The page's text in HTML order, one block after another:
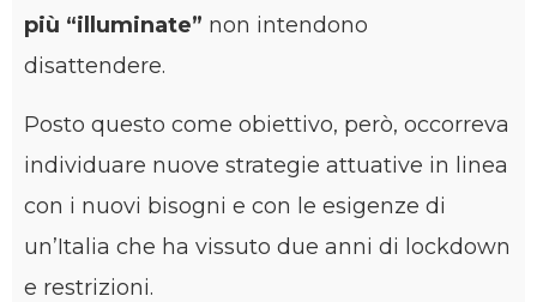
più “illuminate” non intendono
disattendere.
Posto questo come obiettivo, però, occorreva
individuare nuove strategie attuative in linea
con i nuovi bisogni e con le esigenze di
un’Italia che ha vissuto due anni di lockdown
e restrizioni.